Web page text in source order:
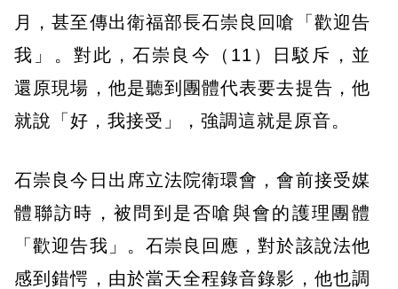
月，甚至傳出衛福部長石崇良回嗆「歡迎告
我」。對此，石崇良今（11）日駁斥，並
還原現場，他是聽到團體代表要去提告，他
就說「好，我接受」，強調這就是原音。
石崇良今日出席立法院衛環會，會前接受媒
體聯訪時，被問到是否嗆與會的護理團體
「歡迎告我」。石崇良回應，對於該說法他
感到錯愕，由於當天全程錄音錄影，他也調